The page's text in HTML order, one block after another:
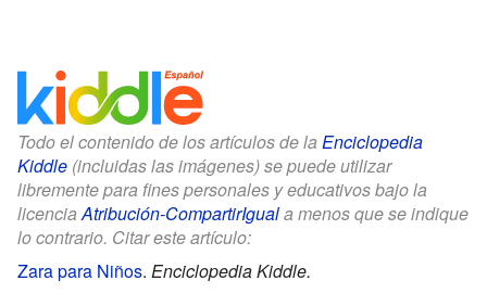
Todo el contenido de los artículos de la Enciclopedia
Kiddle (incluidas las imágenes) se puede utilizar
libremente para fines personales y educativos bajo la
licenciaAtribución-CompartirIguala menos que se indique
lo contrario. Citar este artículo:
Zara para Niños. Enciclopedia Kiddle.